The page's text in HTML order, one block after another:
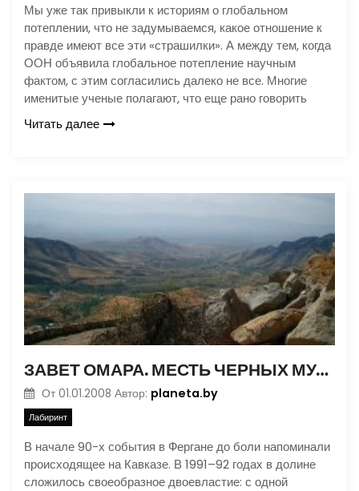
Мы уже так привыкли к историям о глобальном
потеплении, что не задумываемся, какое отношение к
правде имеют все эти «страшилки». А между тем, когда
ООН объявила глобальное потепление научным
фактом, с этим согласились далеко не все. Многие
именитые ученые полагают, что еще рано говорить
Читать далее
ЗАВЕТ ОМАРА. МЕСТЬ ЧЕРНЫХ МУЛЛ. ЧАСТЬ 3
От 01.01.2008 Автор: planeta.by
Лабиринт
В начале 90-х события в Фергане до боли напоминали
происходящее на Кавказе. В 1991–92 годах в долине
сложилось своеобразное двоевластие: с одной